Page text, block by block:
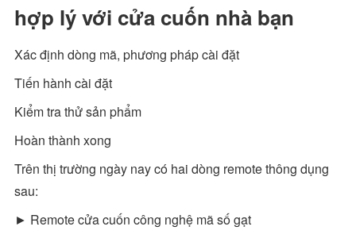
hợp lý với cửa cuốn nhà bạn
Xác định dòng mã, phương pháp cài đặt
Tiến hành cài đặt
Kiểm tra thử sản phẩm
Hoàn thành xong
Trên thị trường ngày nay có hai dòng remote thông dụng
sau:
► Remote cửa cuốn công nghệ mã số gạt